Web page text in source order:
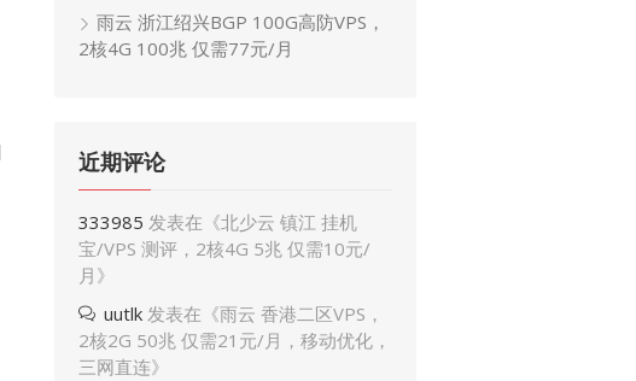
雨云 浙江绍兴BGP 100G高防VPS，
2核4G 100兆 仅需77元/月
近期评论
333985 发表在《北少云 镇江 挂机
宝/VPS 测评，2核4G 5兆 仅需10元/
月 》
uutlk 发表在《雨云 香港二区VPS，
2核2G 50兆 仅需21元/月，移动优化，
三网直连》